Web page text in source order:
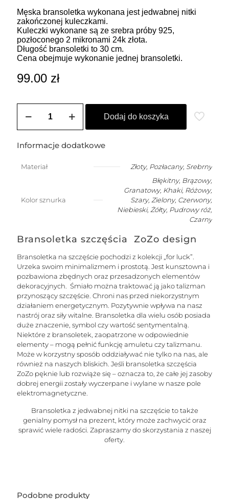
Męska bransoletka wykonana jest jedwabnej nitki
zakończonej kuleczkami.
Kuleczki wykonane są ze srebra próby 925,
pozłoconego 2 mikronami 24k złota.
Długość bransoletki to 30 cm.
Cena obejmuje wykonanie jednej bransoletki.
99.00 zł
Bransoletka
szczęście
kuleczką
Dodaj do koszyka
Informacje dodatkowe
Materiał Złoty, Pozłacany, Srebrny
Kolor sznurka
Błękitny, Brązowy,
Granatowy, Khaki, Różowy,
Szary, Zielony, Czerwony,
Niebieski, Żółty, Pudrowy róż,
Czarny
Bransoletka szczęścia ZoZo design
Bransoletka na szczęście pochodzi z kolekcji „for luck”.
Urzeka swoim minimalizmem i prostotą. Jest kunsztowna i
pozbawiona zbędnych oraz przesadzonych elementów
dekoracyjnych. Śmiało można traktować ją jako talizman
przynoszący szczęście. Chroni nas przed niekorzystnym
działaniem energetycznym. Pozytywnie wpływa na nasz
nastrój oraz siły witalne. Bransoletka dla wielu osób posiada
duże znaczenie, symbol czy wartość sentymentalną.
Niektóre z bransoletek, zaopatrzone w odpowiednie
elementy – mogą pełnić funkcję amuletu czy talizmanu.
Może w korzystny sposób oddziaływać nie tylko na nas, ale
również na naszych bliskich. Jeśli bransoletka szczęścia
ZoZo pęknie lub rozwiąże się – oznacza to, że całe jej zasoby
dobrej energii zostały wyczerpane i wylane w nasze pole
elektromagnetyczne.
Bransoletka z jedwabnej nitki na szczęście to także
genialny pomysł na prezent, który może zachwycić oraz
sprawić wiele radości. Zapraszamy do skorzystania z naszej
oferty.
Podobne produkty